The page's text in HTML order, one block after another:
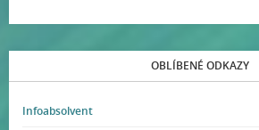
OBLÍBENÉ ODKAZY
Infoabsolvent